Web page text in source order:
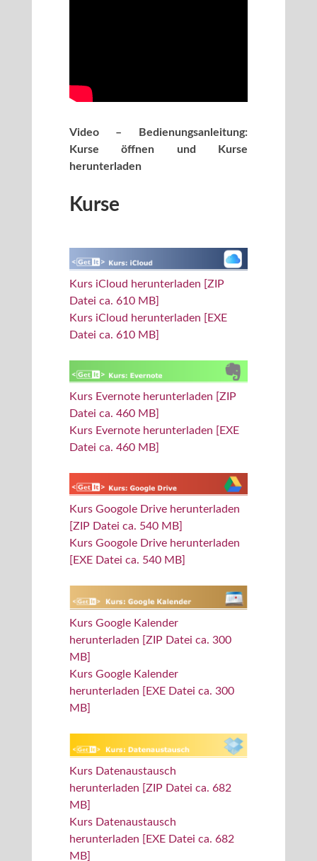
Video – Bedienungsanleitung:
Kurse öffnen und Kurse
herunterladen
Kurse
Kurs iCloud herunterladen [ZIP
Datei ca. 610 MB]
Kurs iCloud herunterladen [EXE
Datei ca. 610 MB]
Kurs Evernote herunterladen [ZIP
Datei ca. 460 MB]
Kurs Evernote herunterladen [EXE
Datei ca. 460 MB]
Kurs Googole Drive herunterladen
[ZIP Datei ca. 540 MB]
Kurs Googole Drive herunterladen
[EXE Datei ca. 540 MB]
Kurs Google Kalender
herunterladen [ZIP Datei ca. 300
MB]
Kurs Google Kalender
herunterladen [EXE Datei ca. 300
MB]
Kurs Datenaustausch
herunterladen [ZIP Datei ca. 682
MB]
Kurs Datenaustausch
herunterladen [EXE Datei ca. 682
MB]